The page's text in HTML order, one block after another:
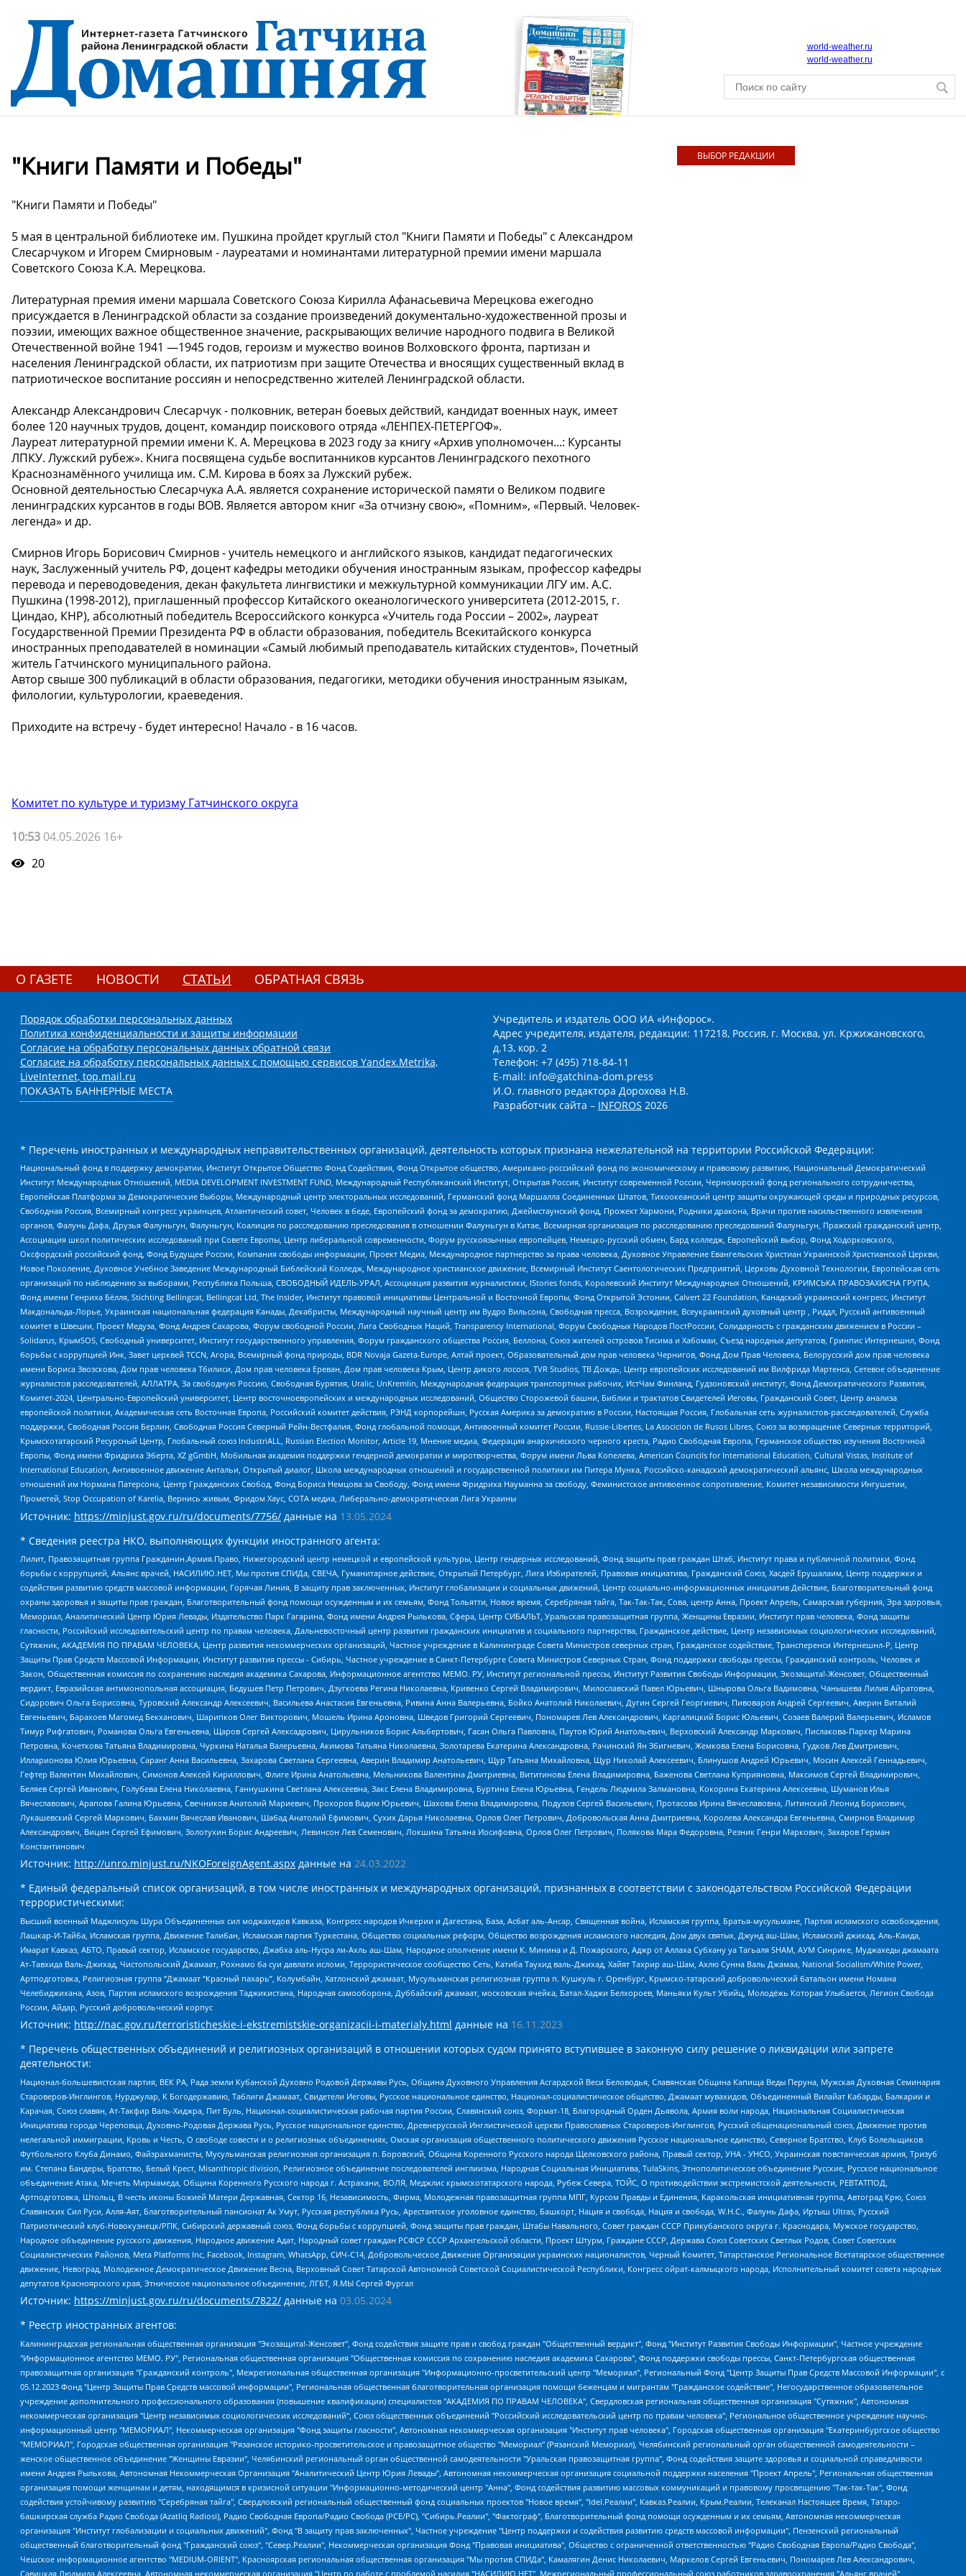
world-weather.ru
world-weather.ru
"Книги Памяти и Победы"
"Книги Памяти и Победы"
5 мая в центральной библиотеке им. Пушкина пройдет круглый стол "Книги Памяти и Победы" с Александром
Слесарчуком и Игорем Смирновым - лауреатами и номинантами литературной премии имени маршала
Советского Союза К.А. Мерецкова.
Литературная премия имени маршала Советского Союза Кирилла Афанасьевича Мерецкова ежегодно
присуждается в Ленинградской области за создание произведений документально-художественной прозы и
поэзии, имеющих важное общественное значение, раскрывающих величие народного подвига в Великой
Отечественной войне 1941 —1945 годов, героизм и мужество воинов Волховского фронта, партизан и
населения Ленинградской области, их патриотизм при защите Отечества и вносящих существенный вклад в
патриотическое воспитание россиян и непосредственно жителей Ленинградской области.
Александр Александрович Слесарчук - полковник, ветеран боевых действий, кандидат военных наук, имеет
более 120 научных трудов, доцент, командир поискового отряда «ЛЕНПЕХ-ПЕТЕРГОФ».
Лауреат литературной премии имени К. А. Мерецкова в 2023 году за книгу «Архив уполномочен...: Курсанты
ЛПКУ. Лужский рубеж». Книга посвящена судьбе воспитанников курсантов Ленинградского пехотного
Краснознамённого училища им. С.М. Кирова в боях за Лужский рубеж.
Основной деятельностью Слесарчука А.А. является сохранение исторической памяти о Великом подвиге
ленинградских курсантов в годы ВОВ. Является автором книг «За отчизну свою», «Помним», «Первый. Человек-
легенда» и др.
Смирнов Игорь Борисович Смирнов - учитель немецкого и английского языков, кандидат педагогических
наук, Заслуженный учитель РФ, доцент кафедры методики обучения иностранным языкам, профессор кафедры
перевода и переводоведения, декан факультета лингвистики и межкультурной коммуникации ЛГУ им. А.С.
Пушкина (1998-2012), приглашенный профессор Китайского океанологического университета (2012-2015, г.
Циндао, КНР), абсолютный победитель Всероссийского конкурса «Учитель года России – 2002», лауреат
Государственной Премии Президента РФ в области образования, победитель Всекитайского конкурса
иностранных преподавателей в номинации «Самый любимый преподаватель китайских студентов», Почетный
житель Гатчинского муниципального района.
Автор свыше 300 публикаций в области образования, педагогики, методики обучения иностранным языкам,
филологии, культурологии, краеведения.
Приходите на встречу - будет интересно! Начало - в 16 часов.
Комитет по культуре и туризму Гатчинского округа
10:53 04.05.2026 16+
20
ВЫБОР РЕДАКЦИИ
О ГАЗЕТЕ НОВОСТИ СТАТЬИ ОБРАТНАЯ СВЯЗЬ
Порядок обработки персональных данных
Политика конфиденциальности и защиты информации
Согласие на обработку персональных данных обратной связи
Согласие на обработку персональных данных с помощью сервисов Yandex.Metrika,
LiveInternet, top.mail.ru
ПОКАЗАТЬ БАННЕРНЫЕ МЕСТА
Учредитель и издатель ООО ИА «Инфорос».
Адрес учредителя, издателя, редакции: 117218, Россия, г. Москва, ул. Кржижановского,
д.13, кор. 2
Телефон: +7 (495) 718-84-11
E-mail: info@gatchina-dom.press
И.О. главного редактора Дорохова Н.В.
Разработчик сайта – INFOROS 2026
* Перечень иностранных и международных неправительственных организаций, деятельность которых признана нежелательной на территории Российской Федерации:
Национальный фонд в поддержку демократии, Институт Открытое Общество Фонд Содействия, Фонд Открытое общество, Американо-российский фонд по экономическому и правовому развитию, Национальный Демократический
Институт Международных Отношений, MEDIA DEVELOPMENT INVESTMENT FUND, Международный Республиканский Институт, Открытая Россия, Институт современной России, Черноморский фонд регионального сотрудничества,
Европейская Платформа за Демократические Выборы, Международный центр электоральных исследований, Германский фонд Маршалла Соединенных Штатов, Тихоокеанский центр защиты окружающей среды и природных ресурсов,
Свободная Россия, Всемирный конгресс украинцев, Атлантический совет, Человек в беде, Европейский фонд за демократию, Джеймстаунский фонд, Прожект Хармони, Родники дракона, Врачи против насильственного извлечения
органов, Фалунь Дафа, Друзья Фалуньгун, Фалуньгун, Коалиция по расследованию преследования в отношении Фалуньгун в Китае, Всемирная организация по расследованию преследований Фалуньгун, Пражский гражданский центр,
Ассоциация школ политических исследований при Совете Европы, Центр либеральной современности, Форум русскоязычных европейцев, Немецко-русский обмен, Бард колледж, Европейский выбор, Фонд Ходорковского,
Оксфордский российский фонд, Фонд Будущее России, Компания свободы информации, Проект Медиа, Международное партнерство за права человека, Духовное Управление Евангельских Христиан Украинской Христианской Церкви,
Новое Поколение, Духовное Учебное Заведение Международный Библейский Колледж, Международное христианское движение, Всемирный Институт Саентологических Предприятий, Церковь Духовной Технологии, Европейская сеть
организаций по наблюдению за выборами, Республика Польша, СВОБОДНЫЙ ИДЕЛЬ-УРАЛ, Ассоциация развития журналистики, IStories fonds, Королевский Институт Международных Отношений, КРИМСЬКА ПРАВОЗАХИСНА ГРУПА,
Фонд имени Генриха Бёлля, Stichting Bellingcat, Bellingcat Ltd, The Insider, Институт правовой инициативы Центральной и Восточной Европы, Фонд Открытой Эстонии, Calvert 22 Foundation, Канадский украинский конгресс, Институт
Макдональда-Лорье, Украинская национальная федерация Канады, Декабристы, Международный научный центр им Вудро Вильсона, Свободная пресса, Возрождение, Всеукраинский духовный центр , Риддл, Русский антивоенный
комитет в Швеции, Проект Медуза, Фонд Андрея Сахарова, Форум свободной России, Лига Свободных Наций, Transparеncy International, Форум Свободных Народов ПостРоссии, Солидарность с гражданским движением в России –
Solidarus, КрымSOS, Свободный университет, Институт государственного управления, Форум гражданского общества Россия, Беллона, Союз жителей островов Тисима и Хабомаи, Съезд народных депутатов, Гринпис Интернешнл, Фонд
борьбы с коррупцией Инк, Завет церквей TCCN, Агора, Всемирный фонд природы, BDR Novaja Gazeta-Europe, Алтай проект, Образовательный дом прав человека Чернигов, Фонд Дом Прав Человека, Белорусский дом прав человека
имени Бориса Звозскова, Дом прав человека Тбилиси, Дом прав человека Ереван, Дом прав человека Крым, Центр дикого лосося, TVR Studios, ТВ Дождь, Центр европейских исследований им Вилфрида Мартенса, Сетевое объединение
журналистов расследователей, АЛЛАТРА, За свободную Россию, Свободная Бурятия, Uralic, UnKremlin, Международная федерация транспортных рабочих, ИстЧам Финланд, Гудзоновский институт, Фонд Демократического Развития,
Комитет-2024, Центрально-Европейский университет, Центр восточноевропейских и международных исследований, Общество Сторожевой башни, Библии и трактатов Свидетелей Иеговы, Гражданский Совет, Центр анализа
европейской политики, Академическая сеть Восточная Европа, Российский комитет действия, РЭНД корпорейшн, Русская Америка за демократию в России, Настоящая Россия, Глобальная сеть журналистов-расследователей, Служба
поддержки, Свободная Россия Берлин, Свободная Россия Северный Рейн-Вестфалия, Фонд глобальной помощи, Антивоенный комитет России, Russie-Libertes, La Asocicion de Rusos Libres, Союз за возвращение Северных территорий,
Крымскотатарский Ресурсный Центр, Глобальный союз IndustriALL, Russian Election Monitor, Article 19, Мнение медиа, Федерация анархического черного креста, Радио Свободная Европа, Германское общество изучения Восточной
Европы, Фонд имени Фридриха Эберта, XZ gGmbH, Мобильная академия поддержки гендерной демократии и миротворчества, Форум имени Льва Копелева, American Councils for International Education, Cultural Vistas, Institute of
International Education, Антивоенное движение Антальи, Открытый диалог, Школа международных отношений и государственной политики им Питера Мунка, Российско-канадский демократический альянс, Школа международных
отношений им Нормана Патерсона, Центр Гражданских Свобод, Фонд Бориса Немцова за Свободу, Фонд имени Фридриха Науманна за свободу, Феминистское антивоенное сопротивление, Комитет независимости Ингушетии,
Прометей, Stop Occupation of Karelia, Вернись живым, Фридом Хаус, СОТА медиа, Либерально-демократическая Лига Украины
Источник: https://minjust.gov.ru/ru/documents/7756/ данные на 13.05.2024
* Сведения реестра НКО, выполняющих функции иностранного агента:
Лилит, Правозащитная группа Гражданин.Армия.Право, Нижегородский центр немецкой и европейской культуры, Центр гендерных исследований, Фонд защиты прав граждан Штаб, Институт права и публичной политики, Фонд
борьбы с коррупцией, Альянс врачей, НАСИЛИЮ.НЕТ, Мы против СПИДа, СВЕЧА, Гуманитарное действие, Открытый Петербург, Лига Избирателей, Правовая инициатива, Гражданский Союз, Хасдей Ерушалаим, Центр поддержки и
содействия развитию средств массовой информации, Горячая Линия, В защиту прав заключенных, Институт глобализации и социальных движений, Центр социально-информационных инициатив Действие, Благотворительный фонд
охраны здоровья и защиты прав граждан, Благотворительный фонд помощи осужденным и их семьям, Фонд Тольятти, Новое время, Серебряная тайга, Так-Так-Так, Сова, центр Анна, Проект Апрель, Самарская губерния, Эра здоровья,
Мемориал, Аналитический Центр Юрия Левады, Издательство Парк Гагарина, Фонд имени Андрея Рылькова, Сфера, Центр СИБАЛЬТ, Уральская правозащитная группа, Женщины Евразии, Институт прав человека, Фонд защиты
гласности, Российский исследовательский центр по правам человека, Дальневосточный центр развития гражданских инициатив и социального партнерства, Гражданское действие, Центр независимых социологических исследований,
Сутяжник, АКАДЕМИЯ ПО ПРАВАМ ЧЕЛОВЕКА, Центр развития некоммерческих организаций, Частное учреждение в Калининграде Совета Министров северных стран, Гражданское содействие, Трансперенси Интернешнл-Р, Центр
Защиты Прав Средств Массовой Информации, Институт развития прессы - Сибирь, Частное учреждение в Санкт-Петербурге Совета Министров Северных Стран, Фонд поддержки свободы прессы, Гражданский контроль, Человек и
Закон, Общественная комиссия по сохранению наследия академика Сахарова, Информационное агентство МЕМО. РУ, Институт региональной прессы, Институт Развития Свободы Информации, Экозащита!-Женсовет, Общественный
вердикт, Евразийская антимонопольная ассоциация, Бедушев Петр Петрович, Дзугкоева Регина Николаевна, Кривенко Сергей Владимирович, Милославский Павел Юрьевич, Шнырова Ольга Вадимовна, Чанышева Лилия Айратовна,
Сидорович Ольга Борисовна, Туровский Александр Алексеевич, Васильева Анастасия Евгеньевна, Ривина Анна Валерьевна, Бойко Анатолий Николаевич, Дугин Сергей Георгиевич, Пивоваров Андрей Сергеевич, Аверин Виталий
Евгеньевич, Барахоев Магомед Бекханович, Шарипков Олег Викторович, Мошель Ирина Ароновна, Шведов Григорий Сергеевич, Пономарев Лев Александрович, Каргалицкий Борис Юльевич, Созаев Валерий Валерьевич, Исламов
Тимур Рифгатович, Романова Ольга Евгеньевна, Щаров Сергей Алексадрович, Цирульников Борис Альбертович, Гасан Ольга Павловна, Паутов Юрий Анатольевич, Верховский Александр Маркович, Пислакова-Паркер Марина
Петровна, Кочеткова Татьяна Владимировна, Чуркина Наталья Валерьевна, Акимова Татьяна Николаевна, Золотарева Екатерина Александровна, Рачинский Ян Збигневич, Жемкова Елена Борисовна, Гудков Лев Дмитриевич,
Илларионова Юлия Юрьевна, Саранг Анна Васильевна, Захарова Светлана Сергеевна, Аверин Владимир Анатольевич, Щур Татьяна Михайловна, Щур Николай Алексеевич, Блинушов Андрей Юрьевич, Мосин Алексей Геннадьевич,
Гефтер Валентин Михайлович, Симонов Алексей Кириллович, Флиге Ирина Анатольевна, Мельникова Валентина Дмитриевна, Вититинова Елена Владимировна, Баженова Светлана Куприяновна, Максимов Сергей Владимирович,
Беляев Сергей Иванович, Голубева Елена Николаевна, Ганнушкина Светлана Алексеевна, Закс Елена Владимировна, Буртина Елена Юрьевна, Гендель Людмила Залмановна, Кокорина Екатерина Алексеевна, Шуманов Илья
Вячеславович, Арапова Галина Юрьевна, Свечников Анатолий Мариевич, Прохоров Вадим Юрьевич, Шахова Елена Владимировна, Подузов Сергей Васильевич, Протасова Ирина Вячеславовна, Литинский Леонид Борисович,
Лукашевский Сергей Маркович, Бахмин Вячеслав Иванович, Шабад Анатолий Ефимович, Сухих Дарья Николаевна, Орлов Олег Петрович, Добровольская Анна Дмитриевна, Королева Александра Евгеньевна, Смирнов Владимир
Александрович, Вицин Сергей Ефимович, Золотухин Борис Андреевич, Левинсон Лев Семенович, Локшина Татьяна Иосифовна, Орлов Олег Петрович, Полякова Мара Федоровна, Резник Генри Маркович, Захаров Герман
Константинович
Источник: http://unro.minjust.ru/NKOForeignAgent.aspx данные на 24.03.2022
* Единый федеральный список организаций, в том числе иностранных и международных организаций, признанных в соответствии с законодательством Российской Федерации
террористическими:
Высший военный Маджлисуль Шура Объединенных сил моджахедов Кавказа, Конгресс народов Ичкерии и Дагестана, База, Асбат аль-Ансар, Священная война, Исламская группа, Братья-мусульмане, Партия исламского освобождения,
Лашкар-И-Тайба, Исламская группа, Движение Талибан, Исламская партия Туркестана, Общество социальных реформ, Общество возрождения исламского наследия, Дом двух святых, Джунд аш-Шам, Исламский джихад, Аль-Каида,
Имарат Кавказ, АБТО, Правый сектор, Исламское государство, Джабха аль-Нусра ли-Ахль аш-Шам, Народное ополчение имени К. Минина и Д. Пожарского, Аджр от Аллаха Субхану уа Тагьаля SHAM, АУМ Синрике, Муджахеды джамаата
Ат-Тавхида Валь-Джихад, Чистопольский Джамаат, Рохнамо ба суи давлати исломи, Террористическое сообщество Сеть, Катиба Таухид валь-Джихад, Хайят Тахрир аш-Шам, Ахлю Сунна Валь Джамаа, National Socialism/White Power,
Артподготовка, Религиозная группа “Джамаат “Красный пахарь”, Колумбайн, Хатлонский джамаат, Мусульманская религиозная группа п. Кушкуль г. Оренбург, Крымско-татарский добровольческий батальон имени Номана
Челебиджихана, Азов, Партия исламского возрождения Таджикистана, Народная самооборона, Дуббайский джамаат, московская ячейка, Батал-Хаджи Белхороев, Маньяки Культ Убийц, Молодёжь Которая Улыбается, Легион Свобода
России, Айдар, Русский добровольческий корпус
Источник: http://nac.gov.ru/terroristicheskie-i-ekstremistskie-organizacii-i-materialy.html данные на 16.11.2023
* Перечень общественных объединений и религиозных организаций в отношении которых судом принято вступившее в законную силу решение о ликвидации или запрете
деятельности:
Национал-большевистская партия, ВЕК РА, Рада земли Кубанской Духовно Родовой Державы Русь, Община Духовного Управления Асгардской Веси Беловодья, Славянская Община Капища Веды Перуна, Мужская Духовная Семинария
Староверов-Инглингов, Нурджулар, К Богодержавию, Таблиги Джамаат, Свидетели Иеговы, Русское национальное единство, Национал-социалистическое общество, Джамаат мувахидов, Объединенный Вилайат Кабарды, Балкарии и
Карачая, Союз славян, Ат-Такфир Валь-Хиджра, Пит Буль, Национал-социалистическая рабочая партия России, Славянский союз, Формат-18, Благородный Орден Дьявола, Армия воли народа, Национальная Социалистическая
Инициатива города Череповца, Духовно-Родовая Держава Русь, Русское национальное единство, Древнерусской Инглистической церкви Православных Староверов-Инглингов, Русский общенациональный союз, Движение против
нелегальной иммиграции, Кровь и Честь, О свободе совести и о религиозных объединениях, Омская организация общественного политического движения Русское национальное единство, Северное Братство, Клуб Болельщиков
Футбольного Клуба Динамо, Файзрахманисты, Мусульманская религиозная организация п. Боровский, Община Коренного Русского народа Щелковского района, Правый сектор, УНА - УНСО, Украинская повстанческая армия, Тризуб
им. Степана Бандеры, Братство, Белый Крест, Misanthropic division, Религиозное объединение последователей инглиизма, Народная Социальная Инициатива, TulaSkins, Этнополитическое объединение Русские, Русское национальное
объединение Атака, Мечеть Мирмамеда, Община Коренного Русского народа г. Астрахани, ВОЛЯ, Меджлис крымскотатарского народа, Рубеж Севера, ТОЙС, О противодействии экстремистской деятельности, РЕВТАТПОД,
Артподготовка, Штольц, В честь иконы Божией Матери Державная, Сектор 16, Независимость, Фирма, Молодежная правозащитная группа МПГ, Курсом Правды и Единения, Каракольская инициативная группа, Автоград Крю, Союз
Славянских Сил Руси, Алля-Аят, Благотворительный пансионат Ак Умут, Русская республика Русь, Арестантское уголовное единство, Башкорт, Нация и свобода, Нация и свобода, W.H.С., Фалунь Дафа, Иртыш Ultras, Русский
Патриотический клуб-Новокузнецк/РПК, Сибирский державный союз, Фонд борьбы с коррупцией, Фонд защиты прав граждан, Штабы Навального, Совет граждан СССР Прикубанского округа г. Краснодара, Мужское государство,
Народное объединение русского движения, Народное движение Адат, Народный совет граждан РСФСР СССР Архангельской области, Проект Штурм, Граждане СССР, Держава Союз Советских Светлых Родов, Совет Советских
Социалистических Районов, Meta Platforms Inc, Facebook, Instagram, WhatsApp, СИЧ-С14, Добровольческое Движение Организации украинских националистов, Черный Комитет, Татарстанское Региональное Всетатарское общественное
движение, Невоград, Молодежное Демократическое Движение Весна, Верховный Совет Татарской Автономной Советской Социалистической Республики, Конгресс ойрат-калмыцкого народа, Исполнительный комитет совета народных
депутатов Красноярского края, Этническое национальное объединение, ЛГБТ, Я.МЫ Сергей Фургал
Источник: https://minjust.gov.ru/ru/documents/7822/ данные на 03.05.2024
* Реестр иностранных агентов:
Калининградская региональная общественная организация "Экозащита!-Женсовет", Фонд содействия защите прав и свобод граждан "Общественный вердикт", Фонд "Институт Развития Свободы Информации", Частное учреждение "Информационное агентство МЕМО. РУ", Региональная общественная организация "Общественная комиссия по сохранению наследия академика Сахарова", Фонд поддержки свободы прессы, Санкт-Петербургская общественная правозащитная организация "Гражданский контроль", Межрегиональная общественная организация "Информационно-просветительский центр "Мемориал", Региональный Фонд "Центр Защиты Прав Средств Массовой Информации", с 05.12.2023 Фонд "Центр Защиты Прав Средств массовой информации", Региональная общественная благотворительная организация помощи беженцам и мигрантам "Гражданское содействие", Негосударственное образовательное учреждение дополнительного профессионального образования (повышение квалификации) специалистов "АКАДЕМИЯ ПО ПРАВАМ ЧЕЛОВЕКА", Свердловская региональная общественная организация "Сутяжник", Автономная некоммерческая организация "Центр независимых социологических исследований", Союз общественных объединений "Российский исследовательский центр по правам человека", Региональное общественное учреждение научно-информационный центр "МЕМОРИАЛ", Некоммерческая организация "Фонд защиты гласности", Автономная некоммерческая организация "Институт прав человека", Городская общественная организация "Екатеринбургское общество "МЕМОРИАЛ", Городская общественная организация "Рязанское историко-просветительское и правозащитное общество "Мемориал" (Рязанский Мемориал), Челябинский региональный орган общественной самодеятельности – женское общественное объединение "Женщины Евразии", Челябинский региональный орган общественной самодеятельности "Уральская правозащитная группа", Фонд содействия защите здоровья и социальной справедливости имени Андрея Рылькова, Автономная Некоммерческая Организация "Аналитический Центр Юрия Левады", Автономная некоммерческая организация социальной поддержки населения "Проект Апрель", Региональная общественная организация помощи женщинам и детям, находящимся в кризисной ситуации "Информационно-методический центр "Анна", Фонд содействия развитию массовых коммуникаций и правовому просвещению "Так-так-Так", Фонд содействия устойчивому развитию "Серебряная тайга", Свердловский региональный общественный фонд социальных проектов "Новое время", "Idel.Реалии", Кавказ.Реалии, Крым.Реалии, Телеканал Настоящее Время, Татаро-башкирская служба Радио Свобода (Azatliq Radiosi), Радио Свободная Европа/Радио Свобода (PCE/PC), "Сибирь.Реалии", "Фактограф", Благотворительный фонд помощи осужденным и их семьям, Автономная некоммерческая организация "Институт глобализации и социальных движений", Фонд "В защиту прав заключенных", Частное учреждение "Центр поддержки и содействия развитию средств массовой информации", Пензенский региональный общественный благотворительный фонд "Гражданский союз", "Север.Реалии", Некоммерческая организация Фонд "Правовая инициатива", Общество с ограниченной ответственностью "Радио Свободная Европа/Радио Свобода", Чешское информационное агентство "MEDIUM-ORIENT", Красноярская региональная общественная организация "Мы против СПИДа", Камалягин Денис Николаевич, Маркелов Сергей Евгеньевич, Пономарев Лев Александрович, Савицкая Людмила Алексеевна, Автономная некоммерческая организация "Центр по работе с проблемой насилия "НАСИЛИЮ.НЕТ", Межрегиональный профессиональный союз работников здравоохранения "Альянс врачей", Юридическое лицо, зарегистрированное в Латвийской Республике, SIA "Medusa Project" (регистрационный номер 40103797863, дата регистрации 10.06.2014), Некоммерческая организация "Фонд по борьбе с коррупцией", Автономная некоммерческая организация "Институт права и публичной политики", Баданин Роман Сергеевич, Гликин Максим Александрович, Железнова Мария Михайловна, Лукьянова Юлия Сергеевна, Маетная Елизавета Витальевна, Маняхин Петр Борисович, Чуракова Ольга Владимировна, Ярош Юлия Петровна, Юридическое лицо "The Insider SIA", зарегистрированное в Риге, Латвийская Республика (дата регистрации 26.06.2015), являющееся администратором доменного имени интернет-издания "The Insider SIA", https://theins.ru, Постернак Алексей Евгеньевич, Рубин Михаил Аркадьевич, Анин Роман Александрович, Юридическое лицо Istories fonds, зарегистрированное в Латвийской Республике (регистрационный номер 50008295751, дата регистрации 24.02.2020), Великовский Дмитрий Александрович, Долинина Ирина Николаевна, Мароховская Алеся Алексеевна, Шлейнов Роман Юрьевич, Шмагун Олеся Валентиновна, Общество с ограниченной ответственностью "Альтаир 2021", Общество с ограниченной ответственностью "Вега 2021", Общество с ограниченной ответственностью "Главный редактор 2021", Общество с ограниченной ответственностью "Ромашки монолит", Важенков Артем Валерьевич, Ивановская областная общественная организация "Центр гендерных исследований", Гурман Юрий Альбертович, Медиапроект "ОВД-Инфо", Егоров Владимир Владимирович, Жилинский Владимир Александрович, Общество с ограниченной ответственностью "ЗП", Иванова София Юрьевна, Карезина Инна Павловна, Кильтау Екатерина Викторовна, Петров Алексей Викторович, Пискунов Сергей Евгеньевич, Смирнов Сергей Сергеевич, Тихонов Михаил Сергеевич, Общество с ограниченной ответственностью "ЖУРНАЛИСТ-ИНОСТРАННЫЙ АГЕНТ", Арапова Галина Юрьевна, Вольтская Татьяна Анатольевна, Американская компания "Mason G.E.S. Anonymous Foundation" (США), являющаяся владельцем интернет-издания https://mnews.world/, Компания "Stichting Bellingcat", зарегистрированная в Нидерландах (дата регистрации 11.07.2018), Захаров Андрей Вячеславович, Клепиковская Екатерина Дмитриевна, Общество с ограниченной ответственностью "МЕМО", Перл Роман Александрович, Симонов Евгений Алексеевич, Соловьева Елена Анатольевна, Сотников Даниил Владимирович, Сурначева Елизавета Дмитриевна, Автономная некоммерческая организация по защите прав человека и информированию населения "Якутия – Наше Мнение", Общество с ограниченной ответственностью "Москоу диджитал медиа", с 26.01.2023 Общество с ограниченной ответственностью "Чайка Белые сады", Ветошкина Валерия Валерьевна, Заговора Максим Александрович, Межрегиональное общественное движение "Российская ЛГБТ - сеть", Оленичев Максим Владимирович, Павлов Иван Юрьевич, Скворцова Елена Сергеевна, Общество с ограниченной ответственностью "Как бы инагент", Кочетков Игорь Викторович, Общество с ограниченной ответственностью "Честные выборы", Еланчик Олег Александрович, Общество с ограниченной ответственностью "Нобелевский призыв", Гималова Регина Эмилевна, Григорьев Андрей Валерьевич, Григорьева Алина Александровна, Ассоциация по содействию защите прав призывников, альтернативнослужащих и военнослужащих "Правозащитная группа "Гражданин.Армия.Право", Хисамова Регина Фаритовна, Автономная некоммерческая организация по реализации социально-правовых программ "Лилит", Дальневосточное общественное движение "Маяк", Санкт-Петербургская ЛГБТ-инициативная группа "Выход", Инициативная группа ЛГБТ+ "Реверс", Алексеев Андрей Викторович, Бекбулатова Таисия Львовна, Беляев Иван Михайлович, Владыкина Елена Сергеевна, Гельман Марат Александрович, Никульшина Вероника Юрьевна, Толоконникова Надежда Андреевна, Шендерович Виктор Анатольевич, Общество с ограниченной ответственностью "Данное сообщение", Общество с ограниченной ответственностью Издательский дом "Новая глава", Айнбиндер Александра Александровна, Московский комьюнити-центр для ЛГБТ+инициатив, Благотворительный фонд развития филантропии, Deutsche Welle (Германия, Kurt-Schumacher-Strasse 3, 53113 Bonn), Борзунова Мария Михайловна, Воробьев Виктор Викторович, Голубева Анна Львовна, Константинова Алла Михайловна, Малкова Ирина Владимировна, Мурадов Мурад Абдулгалимович, Осетинская Елизавета Николаевна, Понасенков Евгений Николаевич, Ганапольский Матвей Юрьевич, Киселев Евгений Алексеевич, Борухович Ирина Григорьевна, Дремин Иван Тимофеевич, Дубровский Дмитрий Викторович, Красноярская региональная общественная организация поддержки и развития альтернативных образовательных технологий и межкультурных коммуникаций "ИНТЕРРА", Маяковская Екатерина Алексеевна, Фейгин Марк Захарович, Филимонов Андрей Викторович, Дзугкоева Регина Николаевна, Доброхотов Роман Александрович, Дудь Юрий Александрович, Елкин Сергей Владимирович, Кругликов Кирилл Игоревич, Сабунаева Мария Леонидовна, Семенов Алексей Владимирович, Шаинян Карен Багратович, Шульман Екатерина Михайловна, Асафьев Артур Валерьевич, Вахштайн Виктор Семенович, Венедиктов Алексей Алексеевич, Лушникова Екатерина Евгеньевна, Волков Леонид Михайлович, Невзоров Александр Глебович, Пархоменко Сергей Борисович, Сироткин Ярослав Николаевич, Кара-Мурза Владимир Владимирович, Баранова Наталья Владимировна, Гозман Леонид Яковлевич, Кагарлицкий Борис Юльевич, Климарев Михаил Валерьевич, Милов Владимир Станиславович, Автономная некоммерческая организация Краснодарский центр современного искусства "Типография", Моргенштерн Алишер Тагирович, Соболь Любовь Эдуардовна, Общество с ограниченной ответственностью "ЛИЗА НОРМ", Каспаров Гарри Кимович, Ходорковский Михаил Борисович, Общество с ограниченной ответственностью "Апрельские тезисы", Данилович Ирина Брониславовна, Кашин Олег Владимирович, Петров Николай Владимирович, Пивоваров Алексей Владимирович, Соколов Михаил Владимирович, Цветкова Юлия Владимировна, Чичваркин Евгений Александрович, Комитет против пыток/Команда против пыток, Общество с ограниченной ответственностью "Первый научный", Общество с ограниченной ответственностью "Вертолет и ко", Белоцерковская Вероника Борисовна, Кац Максим Евгеньевич, Лазарева Татьяна Юрьевна, Шаведдинов Руслан Табризович, Яшин Илья Валерьевич, Общество с ограниченной ответственностью "Иноагент ААВ", Алешковский Дмитрий Петрович, Альбац Евгения Марковна, Быков Дмитрий Львович, Галямина Юлия Евгеньевна, Лойко Сергей Леонидович, Мартынов Кирилл Константинович, Медведев Сергей Александрович, Крашенинников Федор Геннадиевич, Гордеева Катерина Вл